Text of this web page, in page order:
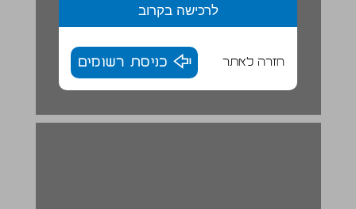
לרכישה בקרוב
חזרה לאתר כניסת רשומים